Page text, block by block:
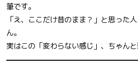
筆です。
「え、ここだけ昔のまま？」と思った
ん。
実はこの「変わらない感じ」、ちゃんと